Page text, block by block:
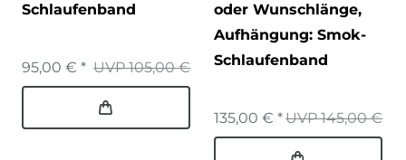
Schlaufenband
UVP 105,00 €
95,00 € *
oder Wunschlänge,
Aufhängung: Smok-
Schlaufenband
UVP 145,00 €
135,00 € *